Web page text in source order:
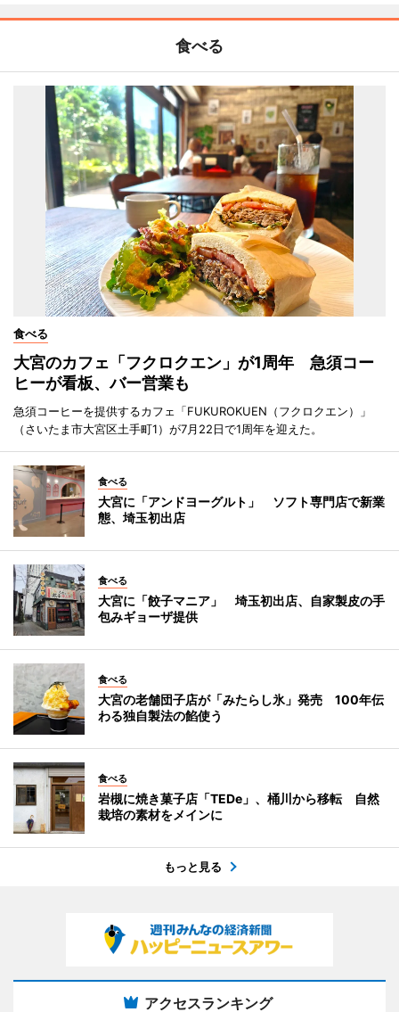
食べる
食べる
大宮のカフェ「フクロクエン」が1周年 急須コー
ヒーが看板、バー営業も
急須コーヒーを提供するカフェ「FUKUROKUEN（フクロクエン）」
（さいたま市大宮区土手町1）が7月22日で1周年を迎えた。
食べる
大宮に「アンドヨーグルト」 ソフト専門店で新業
態、埼玉初出店
食べる
大宮に「餃子マニア」 埼玉初出店、自家製皮の手
包みギョーザ提供
食べる
大宮の老舗団子店が「みたらし氷」発売 100年伝
わる独自製法の餡使う
食べる
岩槻に焼き菓子店「TEDe」、桶川から移転 自然
栽培の素材をメインに
もっと見る
アクセスランキング